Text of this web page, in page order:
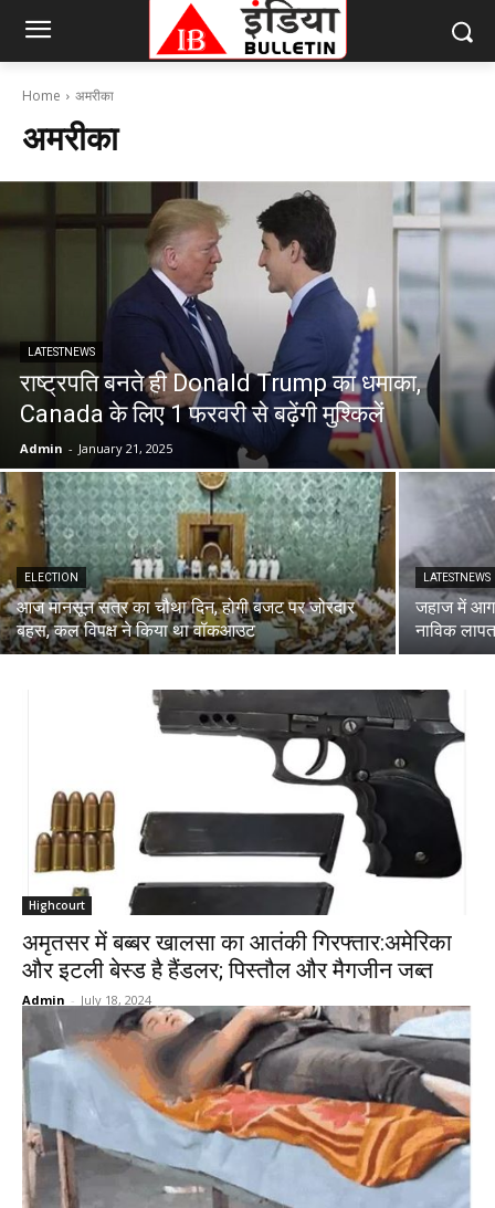
Home अमरीका
अमरीका
LATESTNEWS
राष्ट्रपति बनते ही Donald Trump का धमाका,
Canada के लिए 1 फरवरी से बढ़ेंगी मुश्किलें
Admin - January 21, 2025
ELECTION
आज मानसून सत्र का चौथा दिन, होगी बजट पर जोरदार
बहस, कल विपक्ष ने किया था वॉकआउट
LATESTNEWS
जहाज में आग
नाविक
Highcourt
अमृतसर में बब्बर खालसा का आतंकी गिरफ्तार:अमेरिका
और इटली बेस्ड है हैंडलर; पिस्तौल और मैगजीन जब्त
Admin - July 18, 2024